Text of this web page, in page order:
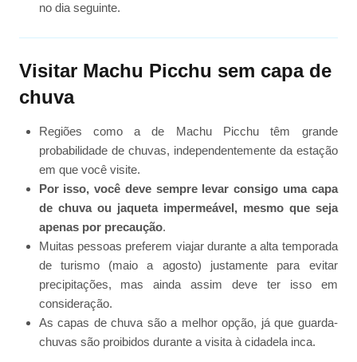
no dia seguinte.
Visitar Machu Picchu sem capa de
chuva
Regiões como a de Machu Picchu têm grande
probabilidade de chuvas, independentemente da estação
em que você visite.
Por isso, você deve sempre levar consigo uma capa
de chuva ou jaqueta impermeável, mesmo que seja
apenas por precaução.
Muitas pessoas preferem viajar durante a alta temporada
de turismo (maio a agosto) justamente para evitar
precipitações, mas ainda assim deve ter isso em
consideração.
As capas de chuva são a melhor opção, já que guarda-
chuvas são proibidos durante a visita à cidadela inca.